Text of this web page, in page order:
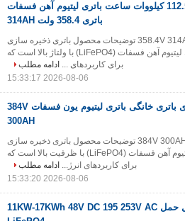
سیستم باتری خورشیدی خانه 112.53 کیلووات ساعت باتری لیتیوم آهن فسفات
باتری 358.4 ولت 314AH
باتری ذخیره سازی خانگی YIFEI باتری لیتیوم آهن فسفات 358.4V 314AH توضیحات محصول باتری ذخیره سازی
خانگی YIFEI 358.4V 314Ah یک سیستم ذخیره سازی انرژی لیتیوم آهن فسفات (LiFePO4) با ولتاژ بالا است که
برای کاربردهای ... ادامه مطلب
2026-08-06 15:33:17
115kWh سیستم ذخیره سازی باتری خانگی باتری لیتیوم یون فسفات 384V
300AH
YIFEI باتری ذخیره سازی خانگی باتری لیتیوم آهن فسفات 384V 300AH توضیحات محصول باتری ذخیره سازی
خانگی YIFEI 384V 300Ah یک سیستم ذخیره سازی انرژی لیتیوم آهن فسفات (LiFePO4) با ظرفیت بالا است که
برای کاربردهای انرژ... ادامه مطلب
2026-08-06 15:33:20
ایستگاه برق باتری قابل حمل 11KW-17KWh 48V DC 195 253V AC